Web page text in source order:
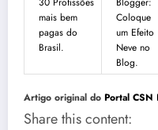
mais bem
pagas do
Brasil.
Coloque
um Efeito
Neve no
Blog.
Artigo original do Portal CSN
Share this content: